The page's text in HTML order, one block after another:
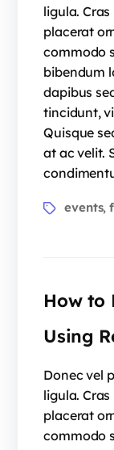
ligula.
placerat
commodo
bibendum
dapibus
tincidunt,
Quisque
at ac velit.
events,
How to
Using
Donec vel
ligula.
placerat
commodo